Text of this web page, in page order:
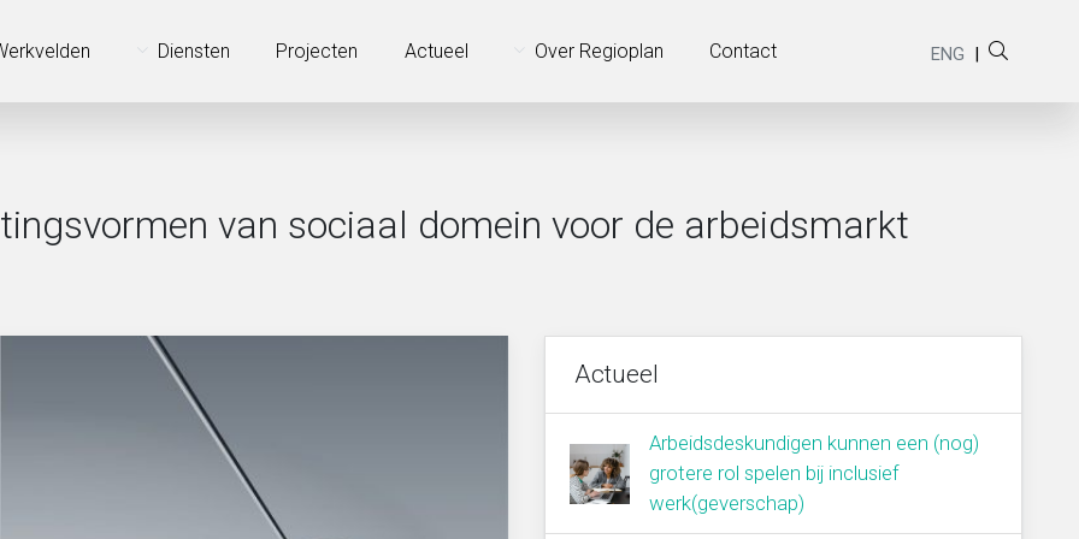
Diensten Projecten Actueel Over Regioplan Contact ENG |
van sociaal domein voor de arbeidsmarkt
Actueel
Arbeidsdeskundigen kunnen een (nog)
grotere rol spelen bij inclusief
werk(geverschap)